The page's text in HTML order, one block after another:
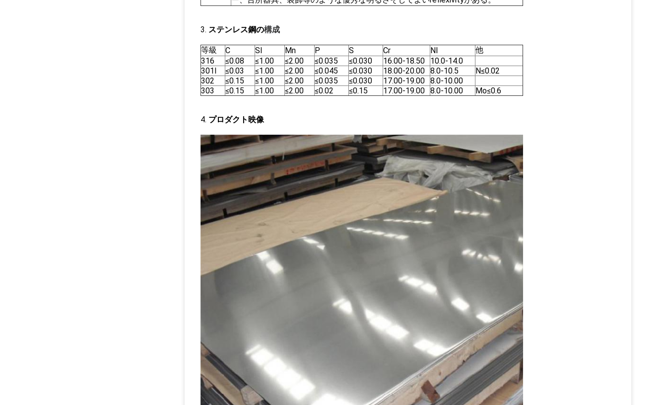
3. ステンレス鋼の構成
等級 C SI Mn P S Cr NI
他
316
≤0.08 ≤1.00 ≤2.00 ≤0.035 ≤0.030 16.00-18.50
10.0-14.0
301l
≤0.03 ≤1.00 ≤2.00 ≤0.045 ≤0.030 18.00-20.00 8.0-10.5
N≤0.02
302
≤0.15 ≤1.00 ≤2.00 ≤0.035 ≤0.030 17.00-19.00 8.0-10.00
303
≤0.15 ≤1.00 ≤2.00 ≤0.02 ≤0.15 17.00-19.00 8.0-10.00 Mo≤0.6
4. プロダクト映像